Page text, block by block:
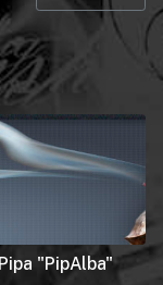
"PipAlba"